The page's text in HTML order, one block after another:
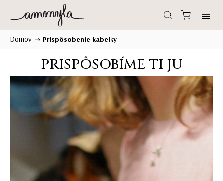
Domov / Prispôsobenie kabelky
PRISPÔSOBÍME TI JU